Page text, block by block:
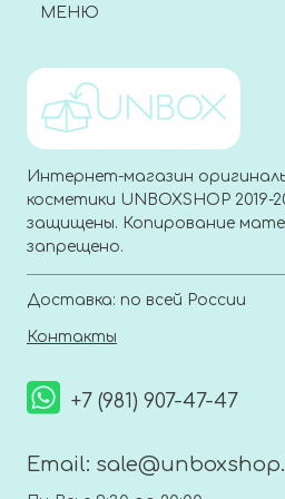
МЕНЮ
Интернет-магазин
косметики UNBOXSHOP 2019-
защищены. Копирование
запрещено.
Доставка: по всей России
Контакты
+7 (981) 907-47-47
Email: